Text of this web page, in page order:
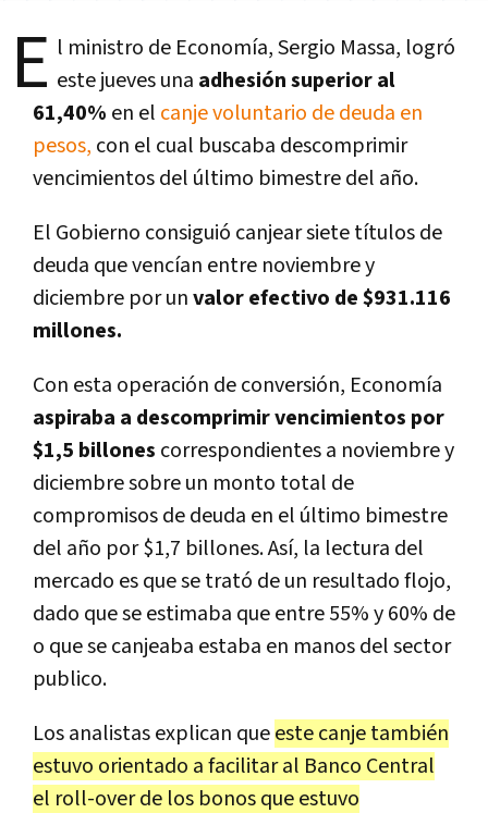
E l ministro de Economía, Sergio Massa, logró
este jueves una adhesión superior al
61,40% en el canje voluntario de deuda en
pesos, con el cual buscaba descomprimir
vencimientos del último bimestre del año.
El Gobierno consiguió canjear siete títulos de
deuda que vencían entre noviembre y
diciembre por unvalor efectivo de $931.116
millones.
Con esta operación de conversión, Economía
aspiraba a descomprimir vencimientos por
$1,5 billones correspondientes a noviembre y
diciembre sobre un monto total de
compromisos de deuda en el último bimestre
del año por $1,7 billones. Así, la lectura del
mercado es que se trató de un resultado flojo,
dado que se estimaba que entre 55% y 60% de
o que se canjeaba estaba en manos del sector
publico.
Los analistas explican queeste canje también
estuvo orientado a facilitar al Banco Central
el roll-over de los bonos que estuvo